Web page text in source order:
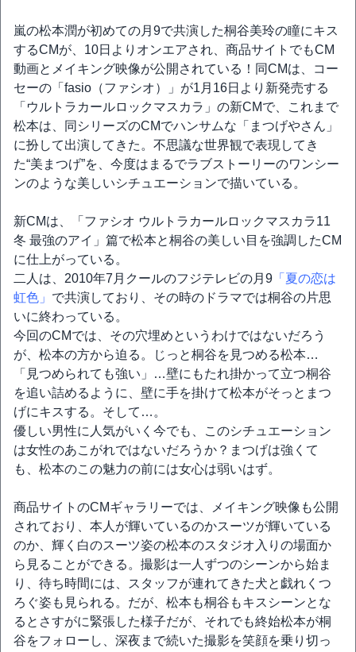
嵐の松本潤が初めての月9で共演した桐谷美玲の瞳にキス
するCMが、10日よりオンエアされ、商品サイトでもCM
動画とメイキング映像が公開されている！同CMは、コー
セーの「fasio（ファシオ）」が1月16日より新発売する
「ウルトラカールロックマスカラ」の新CMで、これまで
松本は、同シリーズのCMでハンサムな「まつげやさん」
に扮して出演してきた。不思議な世界観で表現してき
た“美まつげ”を、今度はまるでラブストーリーのワンシー
ンのような美しいシチュエーションで描いている。
新CMは、「ファシオ ウルトラカールロックマスカラ11
冬 最強のアイ」篇で松本と桐谷の美しい目を強調したCM
に仕上がっている。
二人は、2010年7月クールのフジテレビの月9 「夏の恋は
虹色」 で共演しており、その時のドラマでは桐谷の片思
いに終わっている。
今回のCMでは、その穴埋めというわけではないだろう
が、松本の方から迫る。じっと桐谷を見つめる松本…
「見つめられても強い」…壁にもたれ掛かって立つ桐谷
を追い詰めるように、壁に手を掛けて松本がそっとまつ
げにキスする。そして…。
優しい男性に人気がいく今でも、このシチュエーション
は女性のあこがれではないだろうか？まつげは強くて
も、松本のこの魅力の前には女心は弱いはず。
商品サイトのCMギャラリーでは、メイキング映像も公開
されており、本人が輝いているのかスーツが輝いている
のか、輝く白のスーツ姿の松本のスタジオ入りの場面か
ら見ることができる。撮影は一人ずつのシーンから始ま
り、待ち時間には、スタッフが連れてきた犬と戯れくつ
ろぐ姿も見られる。だが、松本も桐谷もキスシーンとな
るとさすがに緊張した様子だが、それでも終始松本が桐
谷をフォローし、深夜まで続いた撮影を笑顔を乗り切っ